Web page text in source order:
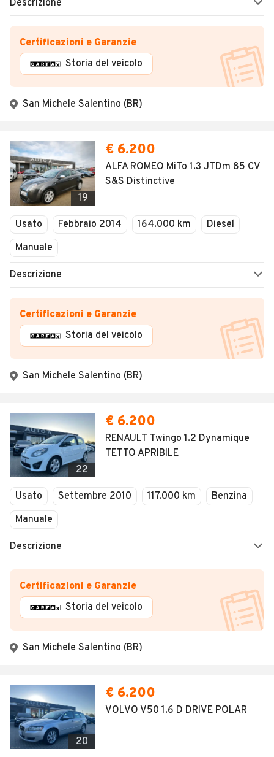
Descrizione
Certificazioni e Garanzie
Storia del veicolo
San Michele Salentino (BR)
19
€ 6.200
ALFA ROMEO MiTo 1.3 JTDm 85 CV
S&S Distinctive
Usato Febbraio 2014 164.000 km
Diesel
Manuale
Descrizione
Certificazioni e Garanzie
Storia del veicolo
San Michele Salentino (BR)
22
€ 6.200
RENAULT Twingo 1.2 Dynamique
TETTO APRIBILE
Usato Settembre 2010 117.000 km
Benzina
Manuale
Descrizione
Certificazioni e Garanzie
Storia del veicolo
San Michele Salentino (BR)
20
€ 6.200
VOLVO V50 1.6 D DRIVE POLAR